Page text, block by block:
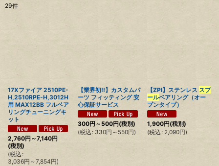
絞り込む
29件
17Xファイア 2510PE-
H,2510RPE-H,3012H
用 MAX12BB フルベア
リングチューニングキ
ット
2,760円 ～7,140円
(税別)
(税込 :
3,036円 ～7,854円)
【業界初!!】カスタムパ
ーツ フィッティング 安
心保証サービス
300円 ～500円(税別)
(税込 : 330円 ～550円)
【ZPI】ステンレス スプ
ールベアリング（オー
プンタイプ）
1,900円(税別)
(税込 : 2,090円)